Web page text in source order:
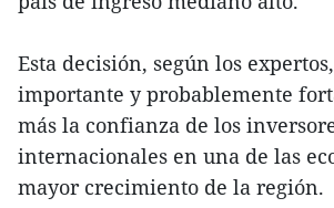
Esta decisión, según los
importante y probablemente
más la confianza de los
internacionales en una de las
mayor crecimiento de la región.